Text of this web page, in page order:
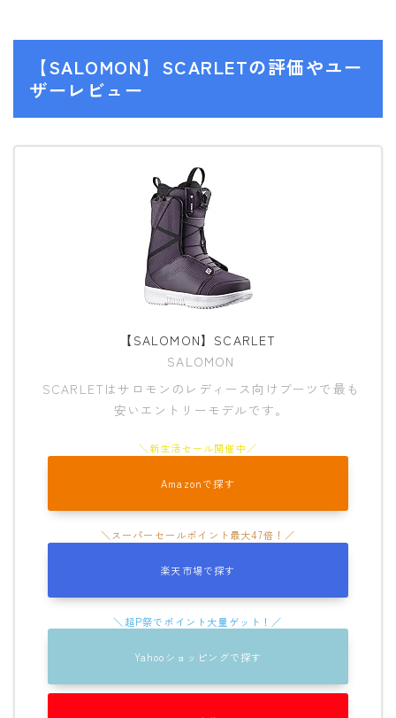
K2
NITRO
ブーツ
FLUX
HEAD
NIDECKER
NITRO
RIDE
【SALOMON】SCARLETの評価やユー
ザーレビュー
【SALOMON】SCARLET
SALOMON
SCARLETはサロモンのレディース向けブーツで最も
安いエントリーモデルです。
Amazonで探す
楽天市場で探す
Yahooショッピングで探す